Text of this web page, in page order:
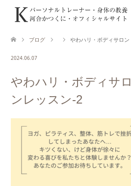
ブログ やわハリ・ボディサロ
2024.06.07
やわハリ・ボディサ
ンレッスン-2